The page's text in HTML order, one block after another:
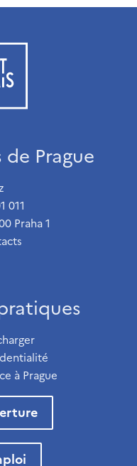
Prague
011
Praha 1
à Prague